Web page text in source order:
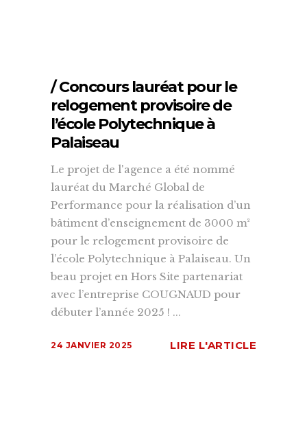
/ Concours lauréat pour le
relogement provisoire de
l’école Polytechnique à
Palaiseau
Le projet de l'agence a été nommé
lauréat du Marché Global de
Performance pour la réalisation d’un
bâtiment d’enseignement de 3000 m²
pour le relogement provisoire de
l’école Polytechnique à Palaiseau. Un
beau projet en Hors Site partenariat
avec l’entreprise COUGNAUD pour
débuter l’année 2025 ! ...
24 JANVIER 2025 LIRE L'ARTICLE